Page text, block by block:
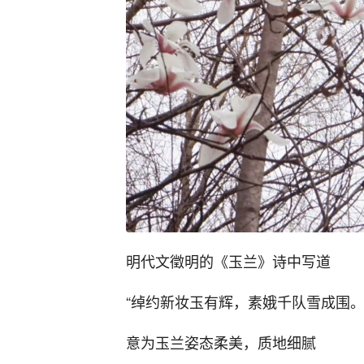
明代文徵明的《玉兰》诗中写道
“绰约新妆玉有辉，素娥千队雪成围
意为玉兰姿态柔美，质地细腻